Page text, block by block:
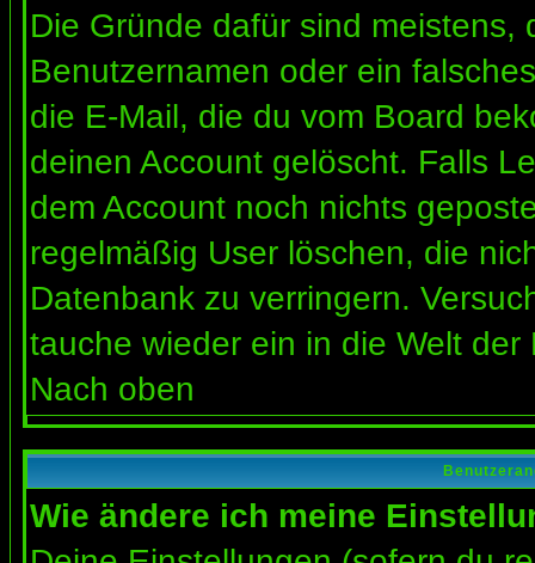
Die Gründe dafür sind
Benutzernamen oder ein
die E-Mail, die du vom Board
deinen Account gelöscht. Falls
dem Account noch nichts
regelmäßig User löschen, die
Datenbank zu verringern.
tauche wieder ein in die Welt der
Nach oben
Wie ändere ich meine